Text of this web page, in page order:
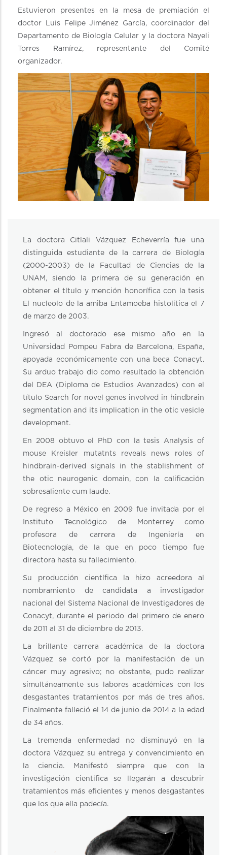
Estuvieron presentes en la mesa de premiación el
doctor Luis Felipe Jiménez García, coordinador del
Departamento de Biología Celular y la doctora Nayeli
Torres Ramírez, representante del Comité
organizador.
La doctora Citlali Vázquez Echeverría fue una
distinguida estudiante de la carrera de Biología
(2000-2003) de la Facultad de Ciencias de la
UNAM, siendo la primera de su generación en
obtener el título y mención honorífica con la tesis
El nucleolo de la amiba Entamoeba histolítica el 7
de marzo de 2003.
Ingresó al doctorado ese mismo año en la
Universidad Pompeu Fabra de Barcelona, España,
apoyada económicamente con una beca Conacyt.
Su arduo trabajo dio como resultado la obtención
del DEA (Diploma de Estudios Avanzados) con el
título Search for novel genes involved in hindbrain
segmentation and its implication in the otic vesicle
development.
En 2008 obtuvo el PhD con la tesis Analysis of
mouse Kreisler mutatnts reveals news roles of
hindbrain-derived signals in the stablishment of
the otic neurogenic domain, con la calificación
sobresaliente cum laude.
De regreso a México en 2009 fue invitada por el
Instituto Tecnológico de Monterrey como
profesora de carrera de Ingeniería en
Biotecnología, de la que en poco tiempo fue
directora hasta su fallecimiento.
Su producción científica la hizo acreedora al
nombramiento de candidata a investigador
nacional del Sistema Nacional de Investigadores de
Conacyt, durante el periodo del primero de enero
de 2011 al 31 de diciembre de 2013.
La brillante carrera académica de la doctora
Vázquez se cortó por la manifestación de un
cáncer muy agresivo; no obstante, pudo realizar
simultáneamente sus labores académicas con los
desgastantes tratamientos por más de tres años.
Finalmente falleció el 14 de junio de 2014 a la edad
de 34 años.
La tremenda enfermedad no disminuyó en la
doctora Vázquez su entrega y convencimiento en
la ciencia. Manifestó siempre que con la
investigación científica se llegarán a descubrir
tratamientos más eficientes y menos desgastantes
que los que ella padecía.